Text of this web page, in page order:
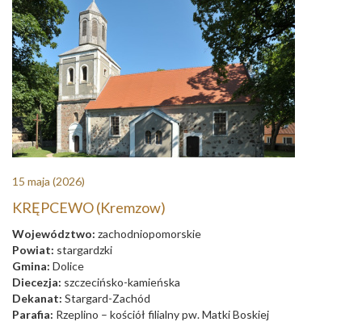
15 maja (2026)
KRĘPCEWO (Kremzow)
Województwo: zachodniopomorskie
Powiat: stargardzki
Gmina: Dolice
Diecezja: szczecińsko-kamieńska
Dekanat: Stargard-Zachód
Parafia: Rzeplino – kościół filialny pw. Matki Boskiej